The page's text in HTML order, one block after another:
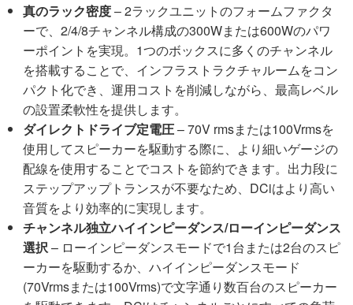
真のラック密度– 2ラックユニットのフォームファクタ
ーで、2/4/8チャンネル構成の300Wまたは600Wのパワ
ーポイントを実現。1つのボックスに多くのチャンネル
を搭載することで、インフラストラクチャルームをコン
パクト化でき、運用コストを削減しながら、最高レベル
の設置柔軟性を提供します。
ダイレクトドライブ定電圧– 70V rmsまたは100Vrmsを
使用してスピーカーを駆動する際に、より細いゲージの
配線を使用することでコストを節約できます。出力段に
ステップアップトランスが不要なため、DCiはより高い
音質をより効率的に実現します。
チャンネル独立ハイインピーダンス/ローインピーダンス
選択– ローインピーダンスモードで1台または2台のスピ
ーカーを駆動するか、ハイインピーダンスモード
(70Vrmsまたは100Vrms)で文字通り数百台のスピーカー